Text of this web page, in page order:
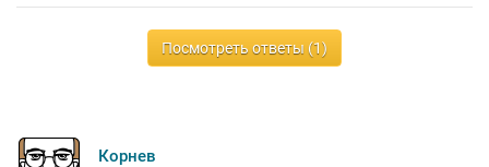
Посмотреть ответы (1)
Корнев